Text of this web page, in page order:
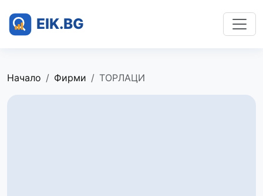
Начало Фирми ТОРЛАЦИ